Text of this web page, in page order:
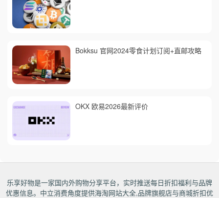
Bokksu 官网2024零食计划订阅+直邮攻略
OKX 欧易2026最新评价
乐享好物是一家国内外购物分享平台，实时推送每日折扣福利与品牌
优惠信息。中立消费角度提供海淘网站大全,品牌旗舰店与商城折扣优